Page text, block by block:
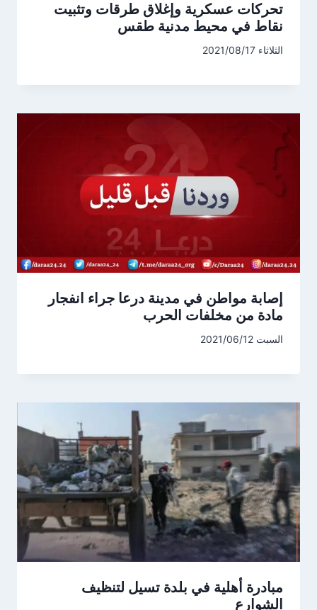
تحركات عسكرية وإغلاق طرقات وتثبيت
نقاط في محيط مدنية طقس
الثلاثاء 2021/08/17
إصابة مواطن في مدينة درعا جراء انفجار
مادة من مخلفات الحرب
السبت 2021/06/12
مبادرة أهلية في بلدة تسيل لتنظيف
الشوارع